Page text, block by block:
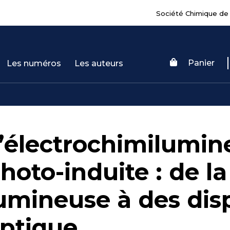
Société Chimique de
Les numéros Les auteurs Panier
induite : de
à des